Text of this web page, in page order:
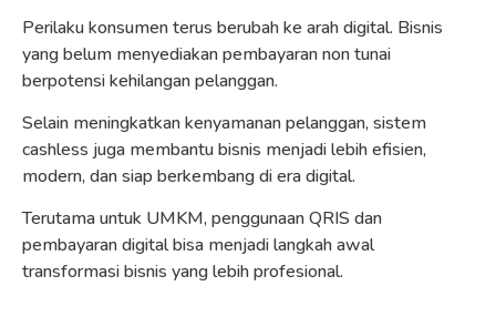
Perilaku konsumen terus berubah ke arah digital. Bisnis
yang belum menyediakan pembayaran non tunai
berpotensi kehilangan pelanggan.
Selain meningkatkan kenyamanan pelanggan, sistem
cashless juga membantu bisnis menjadi lebih efisien,
modern, dan siap berkembang di era digital.
Terutama untuk UMKM, penggunaan QRIS dan
pembayaran digital bisa menjadi langkah awal
transformasi bisnis yang lebih profesional.